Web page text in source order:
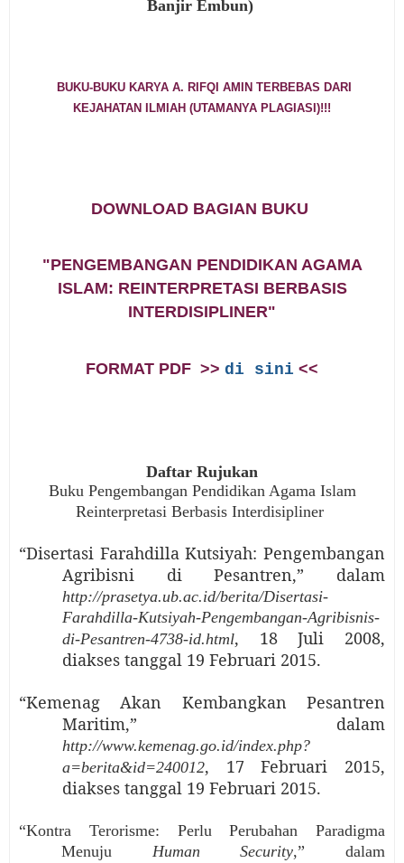
Banjir Embun)
BUKU-BUKU KARYA A. RIFQI AMIN TERBEBAS DARI
KEJAHATAN ILMIAH (UTAMANYA PLAGIASI)!!!
DOWNLOAD BAGIAN BUKU
"PENGEMBANGAN PENDIDIKAN AGAMA
ISLAM: REINTERPRETASI BERBASIS
INTERDISIPLINER"
FORMAT PDF >> di sini <<
Daftar Rujukan
Buku Pengembangan Pendidikan Agama Islam
Reinterpretasi Berbasis Interdisipliner
“Disertasi Farahdilla Kutsiyah: Pengembangan
Agribisni di Pesantren,” dalam
http://prasetya.ub.ac.id/berita/Disertasi-
Farahdilla-Kutsiyah-Pengembangan-Agribisnis-
di-Pesantren-4738-id.html, 18 Juli 2008,
diakses tanggal 19 Februari 2015.
“Kemenag Akan Kembangkan Pesantren
Maritim,” dalam
http://www.kemenag.go.id/index.php?
a=berita&id=240012, 17 Februari 2015,
diakses tanggal 19 Februari 2015.
“Kontra Terorisme: Perlu Perubahan Paradigma
Menuju Human Security,” dalam